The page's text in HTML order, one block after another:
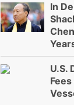
In
U.S.